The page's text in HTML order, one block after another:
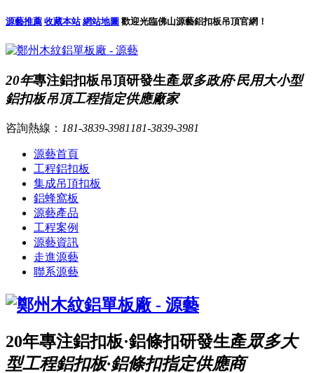
源藝推薦 收藏本站 網站地圖 歡迎光臨佛山源藝鋁扣板吊頂官網！
20年專注鋁扣板吊頂研發生產眾多政府·民用大小型
鋁扣板吊頂工程指定供應廠家
咨詢熱線： 181-3839-3981 181-3839-3981
源藝首頁
工程鋁扣板
集成吊頂扣板
鋁蜂窩板
源藝產品
工程案例
源藝資訊
走進源藝
聯系源藝
20年專注鋁扣板·鋁條扣研發生產眾多大
型工程鋁扣板·鋁條扣指定供應商